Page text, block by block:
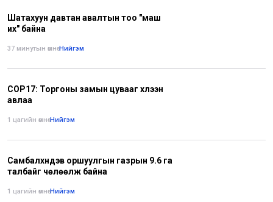
Шатахуун давтан авалтын тоо "маш
их" байна
37 минутын өмнө•Нийгэм
COP17: Торгоны замын цувааг хүлээн
авлаа
1 цагийн өмнө•Нийгэм
Самбалхүндэв оршуулгын газрын 9.6 га
талбайг чөлөөлж байна
1 цагийн өмнө•Нийгэм